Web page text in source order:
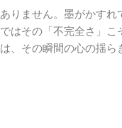
りません。墨がかす
はその「不完全さ」
、その瞬間の心の揺